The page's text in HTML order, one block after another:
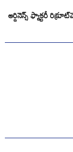
ఆర్డినెన్స్ ఫ్యాక్టరీ